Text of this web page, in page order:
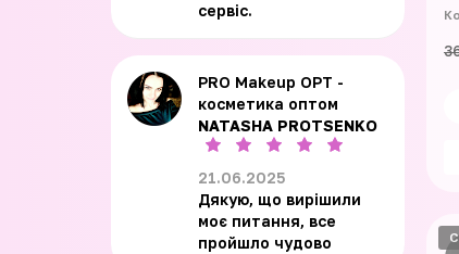
сервіс.
PRO Makeup OPT -
косметика оптом
NATASHA PROTSENKO
21.06.2025
Дякую, що вирішили
моє питання, все
пройшло чудово